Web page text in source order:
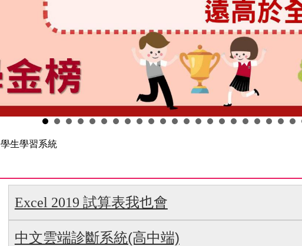
學生學習系統
Excel 2019 試算表我也會
中文雲端診斷系統(高中端)